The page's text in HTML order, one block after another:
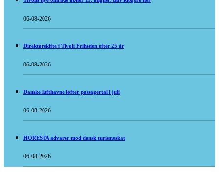
06-08-2026
Direktørskifte i Tivoli Friheden efter 25 år
06-08-2026
Danske lufthavne løfter passagertal i juli
06-08-2026
HORESTA advarer mod dansk turismeskat
06-08-2026